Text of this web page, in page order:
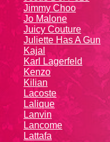
Jimmy Choo
Jo Malone
Juicy Couture
Juliette Has A Gun
Kajal
Karl Lagerfeld
Kenzo
Kiliаn
Lacoste
Lalique
Lanvin
Lanсоmе
Lattafa